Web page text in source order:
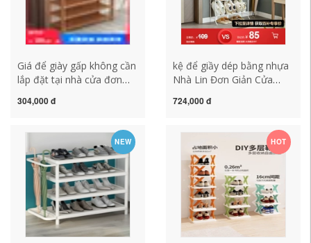
Giá để giày gấp không cần
lắp đặt tại nhà cửa đơn
mới tủ giày lưu trữ hiện
để giày nhựa kệ giày nhựa
304,000 đ
kệ để giầy dép bằng nhựa
Nhà Lin Đơn Giản Cửa
Giày Nhiều Lớp Ban Công
LS707 kệ để giầy dép bằng
nhựa kệ giày dép
724,000 đ
NEW HOT